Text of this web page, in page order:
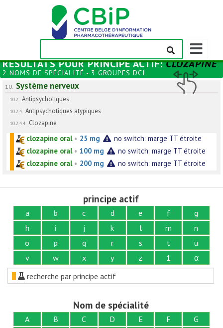
Afficher/
la
barre
de
navigation
RÉSULTATS POURPRINCIPE ACTIF:CLOZAPINE
2 NOMS DE SPÉCIALITÉ - 3 GROUPES DCI
10. Système nerveux
10.2. Antipsychotiques
10.2.4. Antipsychotiques atypiques
10.2.4.4. Clozapine
clozapine oral• 25 mg
no switch: marge TT étroite
clozapine oral• 100 mg
no switch: marge TT étroite
clozapine oral• 200 mg no switch: marge TT étroite
principe actif
a b c d e f
g
h
i j k l m
n
o
p q r s t
u
v
w x y z 1
α
recherche par principe actif
Nom de spécialité
A B C D E F
G